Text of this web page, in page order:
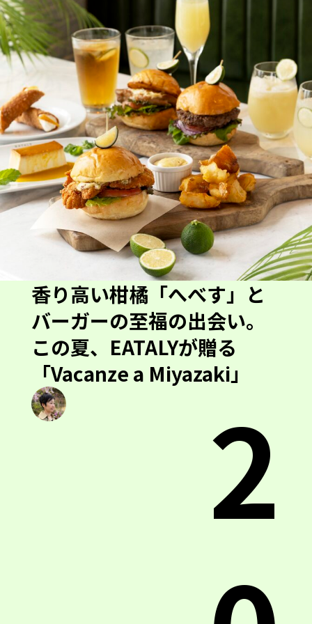
香り高い柑橘「へべす」と
バーガーの至福の出会い。
この夏、EATALYが贈る
「Vacanze a Miyazaki」
2